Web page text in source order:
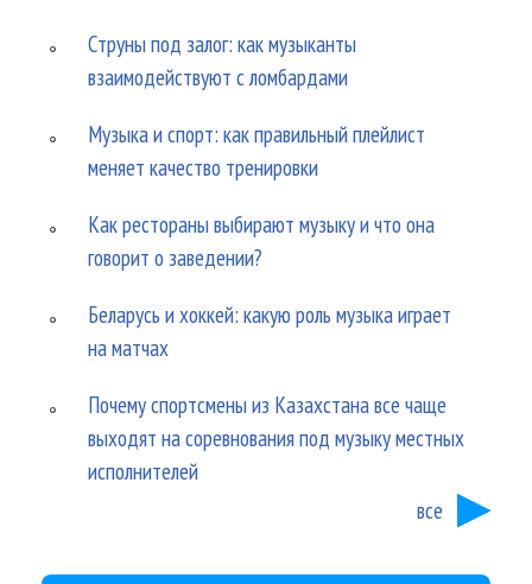
Струны под залог: как музыканты
взаимодействуют с ломбардами
Музыка и спорт: как правильный плейлист
меняет качество тренировки
Как рестораны выбирают музыку и что она
говорит о заведении?
Беларусь и хоккей: какую роль музыка играет
на матчах
Почему спортсмены из Казахстана все чаще
выходят на соревнования под музыку местных
исполнителей
все